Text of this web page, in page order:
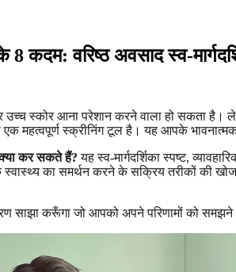
कदम: वरिष्ठ अवसाद स्व-
स्कोर आना परेशान करने वाला हो सकता है।
महत्वपूर्ण स्क्रीनिंग टूल है। यह आपके
कर सकते हैं? यह स्व-मार्गदर्शिका स्पष्ट,
का समर्थन करने के सक्रिय तरीकों की
चरण साझा करूँगा जो आपको अपने परिणामों को